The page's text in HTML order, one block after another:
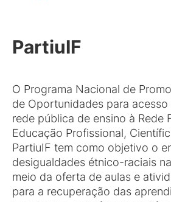
PartiuIF
O Programa Nacional de
de Oportunidades para
rede pública de ensino à Rede
Educação Profissional,
PartiuIF tem como objetivo o
desigualdades étnico-raciais
meio da oferta de aulas e
para a recuperação das